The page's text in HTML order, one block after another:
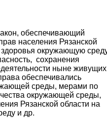
обеспечивающий
населения Рязанской
здоровья окружающую
сохранения
ныне
обеспечивались
среды, мерами по
окружающей среды,
Рязанской области на
среду и др.